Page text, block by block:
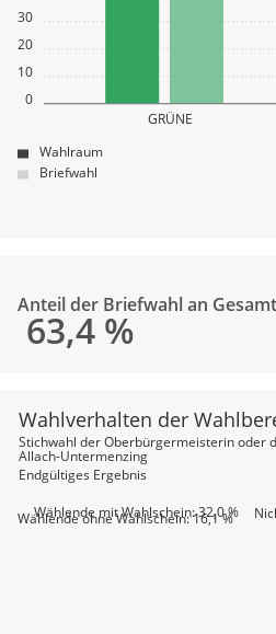
0
10
20
30
GRÜNE
Wahlraum
Briefwahl
Anteil der Briefwahl an
63,4 %
Wählende ohne Wahlschein: 16,1 %
Wählende mit Wahlschein: 32,0 %
Wahlverhalten der
Stichwahl der Oberbürgermeisterin oder
Allach-Untermenzing
Endgültiges Ergebnis